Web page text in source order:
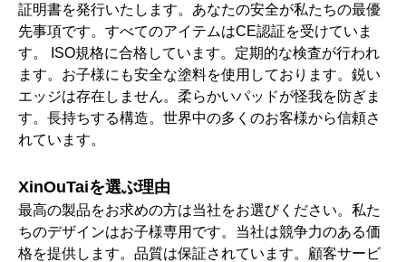
証明書を発行いたします。あなたの安全が私たちの最優
先事項です。すべてのアイテムはCE認証を受けていま
す。 ISO規格に合格しています。定期的な検査が行われ
ます。お子様にも安全な塗料を使用しております。鋭い
エッジは存在しません。柔らかいパッドが怪我を防ぎま
す。長持ちする構造。世界中の多くのお客様から信頼さ
れています。
XinOuTaiを選ぶ理由
最高の製品をお求めの方は当社をお選びください。私た
ちのデザインはお子様専用です。当社は競争力のある価
格を提供します。品質は保証されています。顧客サービ